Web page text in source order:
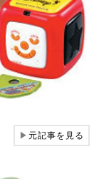
▶元記事を見る